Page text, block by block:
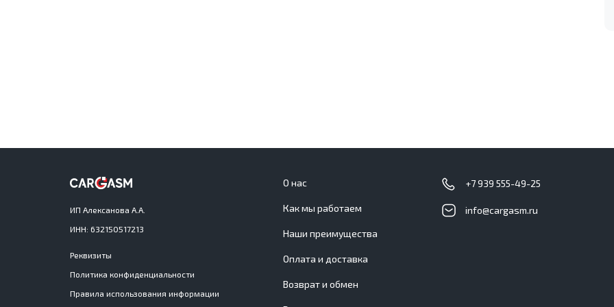
ИП Алексанова А.А.
ИНН: 632150517213
Реквизиты
Политика конфиденциальности
Правила использования информации
О нас
Как мы работаем
Наши преимущества
Оплата и доставка
Возврат и обмен
+7 939 555-49-25
info@cargasm.ru